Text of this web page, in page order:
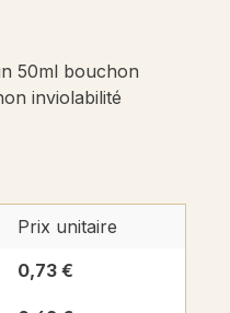
Prix unitaire
0,73 €